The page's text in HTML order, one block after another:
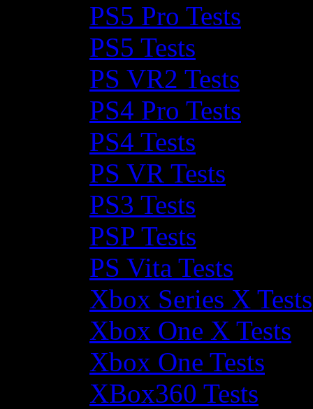
PS5 Pro Tests
PS5 Tests
PS VR2 Tests
PS4 Pro Tests
PS4 Tests
PS VR Tests
PS3 Tests
PSP Tests
PS Vita Tests
Xbox Series X Tests
Xbox One X Tests
Xbox One Tests
XBox360 Tests